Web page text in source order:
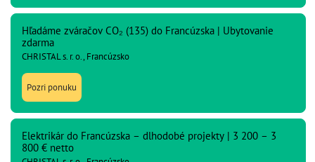
Hľadáme zváračov CO₂ (135) do Francúzska | Ubytovanie
zdarma
CHRISTAL s. r. o., Francúzsko
Pozri ponuku
Elektrikár do Francúzska – dlhodobé projekty | 3 200 – 3
800 € netto